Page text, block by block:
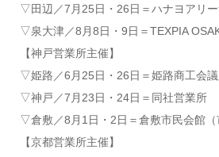
▽田辺／7月25日・26日＝ハナヨアリ
▽泉大津／8月8日・9日＝TEXPIA
【神戸営業所主催】
▽姫路／6月25日・26日＝姫路商工会
▽神戸／7月23日・24日＝同社営業所
▽倉敷／8月1日・2日＝倉敷市民会館（
【京都営業所主催】